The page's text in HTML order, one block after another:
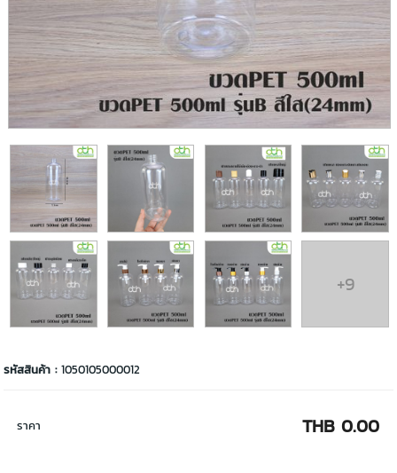
+9
รหัสสินค้า :1050105000012
ราคา THB 0.00